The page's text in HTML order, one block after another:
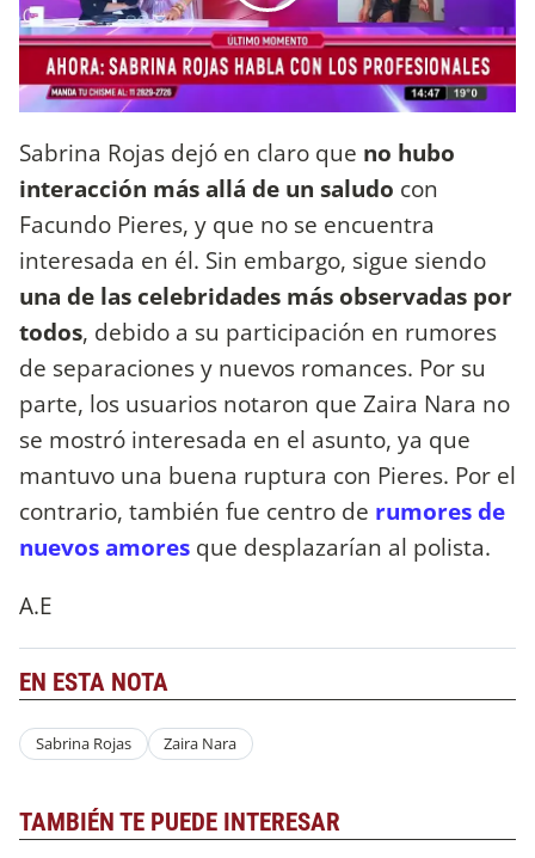
Sabrina Rojas dejó en claro que no hubo
interacción más allá de un saludo con
Facundo Pieres, y que no se encuentra
interesada en él. Sin embargo, sigue siendo
una de las celebridades más observadas por
todos, debido a su participación en rumores
de separaciones y nuevos romances. Por su
parte, los usuarios notaron que Zaira Nara no
se mostró interesada en el asunto, ya que
mantuvo una buena ruptura con Pieres. Por el
contrario, también fue centro de rumores de
nuevos amores que desplazarían al polista.
A.E
EN ESTA NOTA
Sabrina Rojas Zaira Nara
TAMBIÉN TE PUEDE INTERESAR